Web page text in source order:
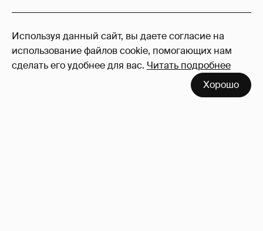
Используя данный сайт, вы даете согласие на
использование файлов cookie, помогающих нам
сделать его удобнее для вас. Читать подробнее
Хорошо
6
Войдите в аккаунт, чтобы читать и
оставлять комментарии